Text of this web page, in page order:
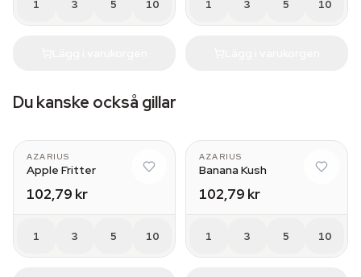
1 3 5 10 1 3 5 10
Du kanske också gillar
AZARIUS
Apple Fritter
102,79 kr
1 3 5 10
AZARIUS
Banana Kush
102,79 kr
1 3 5 10